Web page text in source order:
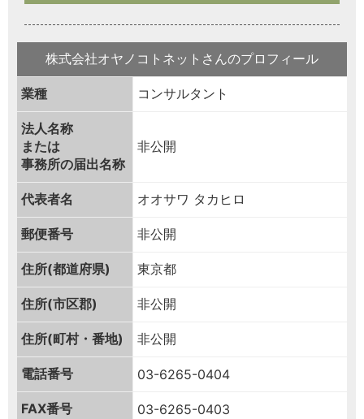
株式会社オヤノコトネットさんのプロフィール
業種 コンサルタント
法人名称
または
事務所の届出名称
非公開
代表者名 オオサワ タカヒロ
郵便番号 非公開
住所(都道府県) 東京都
住所(市区郡) 非公開
住所(町村・番地) 非公開
電話番号 03-6265-0404
FAX番号 03-6265-0403